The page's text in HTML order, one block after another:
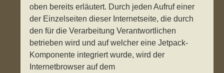
oben bereits erläutert. Durch jeden Aufruf einer
der Einzelseiten dieser Internetseite, die durch
den für die Verarbeitung Verantwortlichen
betrieben wird und auf welcher eine Jetpack-
Komponente integriert wurde, wird der
Internetbrowser auf dem